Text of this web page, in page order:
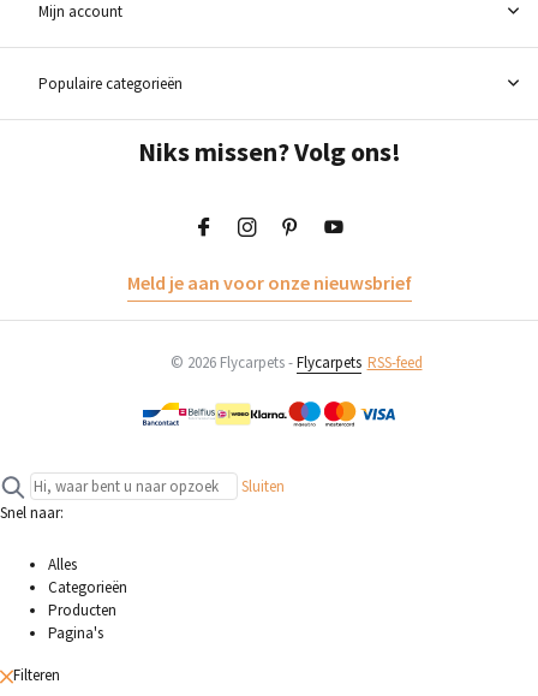
Mijn account
Populaire categorieën
Niks missen? Volg ons!
Meld je aan voor onze nieuwsbrief
© 2026 Flycarpets -Flycarpets RSS-feed
Sluiten
Snel naar:
Alles
Categorieën
Producten
Pagina's
Filteren